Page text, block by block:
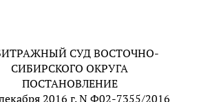
СУД ВОСТОЧНО-
СИБИРСКОГО ОКРУГА
ПОСТАНОВЛЕНИЕ
2016 г. N Ф02-7355/2016